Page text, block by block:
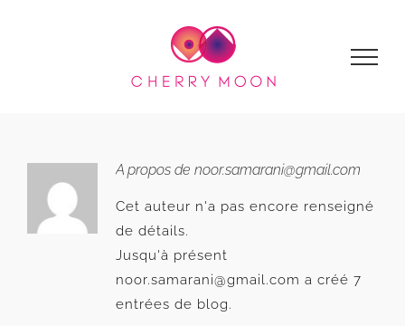
À propos de noor.samarani@gmail.com
Cet auteur n'a pas encore renseigné
de détails.
Jusqu'à présent
noor.samarani@gmail.com a créé 7
entrées de blog.